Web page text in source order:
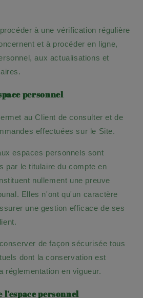
à une vérification régulière
et à procéder en ligne,
aux actualisations et
personnel
au Client de consulter et de
effectuées sur le Site.
espaces personnels sont
par le titulaire du compte en
nullement une preuve
Elles n'ont qu'un caractère
une gestion efficace de ses
de façon sécurisée tous
dont la conservation est
réglementation en vigueur.
personnel